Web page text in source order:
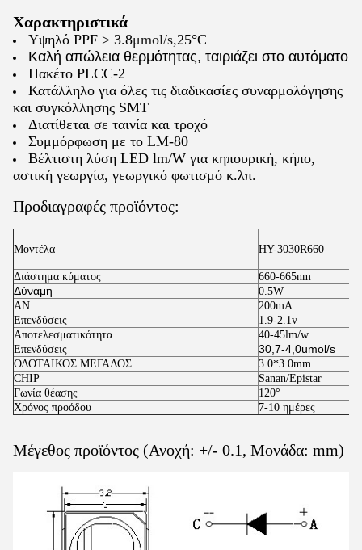
Χαρακτηριστικά
Υψηλό PPF > 3.8μmol/s,25°C
Καλή απώλεια θερμότητας, ταιριάζει στο αυτόματο
Πακέτο PLCC-2
Κατάλληλο για όλες τις διαδικασίες συναρμολόγησης
και συγκόλλησης SMT
Διατίθεται σε ταινία και τροχό
Συμμόρφωση με το LM-80
Βέλτιστη λύση LED lm/W για κηπουρική, κήπο,
αστική γεωργία, γεωργικό φωτισμό κ.λπ.
Προδιαγραφές προϊόντος:
Μοντέλα HY-3030R660
Διάστημα κύματος 660-665nm
Δύναμη
0.5W
ΑΝ
200mA
Επενδύσεις
1.9-2.1v
Αποτελεσματικότητα
40-45lm/w
Επενδύσεις
30,7-4,0umol/s
ΟΛΟΤΑΙΚΟΣ ΜΕΓΑΛΟΣ
3.0*3.0mm
CHIP
Sanan/Epistar
Γωνία θέασης
120°
Χρόνος προόδου
7-10 ημέρες
Μέγεθος προϊόντος (Ανοχή: +/- 0.1, Μονάδα: mm)